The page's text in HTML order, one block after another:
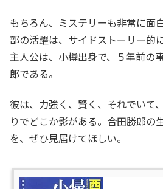
もちろん、ミステリーも非常に面
部の活躍は、サイドストーリー的
主人公は、小樽出身で、５年前の
郎である。
彼は、力強く、賢く、それでいて
りでどこか影がある。合田勝郎の
を、ぜひ見届けてほしい。